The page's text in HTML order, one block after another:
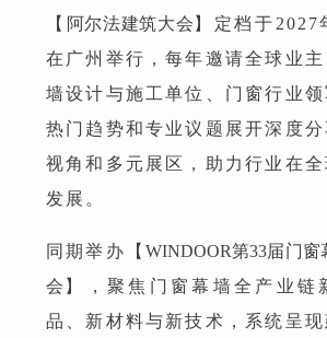
【 阿尔法建筑大会 】定档于2027
在广州举行，每年邀请全球业
墙设计与施工单位、门窗行业
热门趋势和专业议题展开深度
视角和多元展区，助力行业在
发展。
同期举办【 WINDOOR第33届门
会 】，聚焦门窗幕墙全产业链
品、新材料与新技术，系统呈